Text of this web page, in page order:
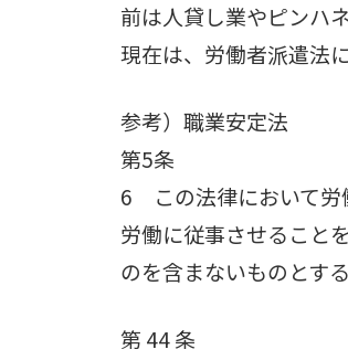
前は人貸し業やピンハ
現在は、労働者派遣法
参考）職業安定法
第5条
6 この法律において労
労働に従事させること
のを含まないものとする
第 44 条